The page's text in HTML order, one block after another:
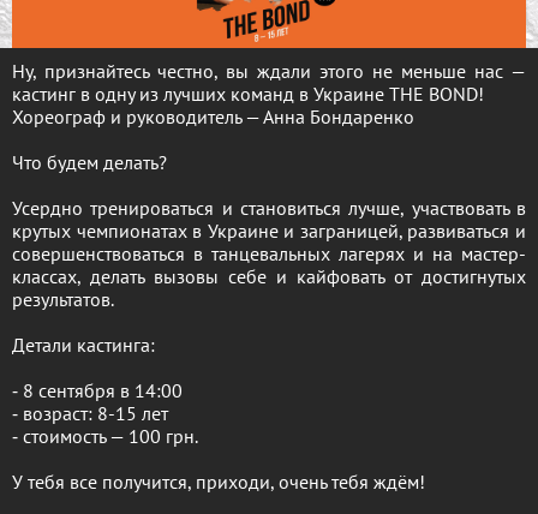
Ну, признайтесь честно, вы ждали этого не меньше нас —
кастинг в одну из лучших команд в Украине THE BOND!
Хореограф и руководитель — Анна Бондаренко
Что будем делать?
Усердно тренироваться и становиться лучше, участвовать в
крутых чемпионатах в Украине и заграницей, развиваться и
совершенствоваться в танцевальных лагерях и на мастер-
классах, делать вызовы себе и кайфовать от достигнутых
результатов.
Детали кастинга:
⁃ 8 сентября в 14:00
⁃ возраст: 8-15 лет
⁃ стоимость — 100 грн.
У тебя все получится, приходи, очень тебя ждём!